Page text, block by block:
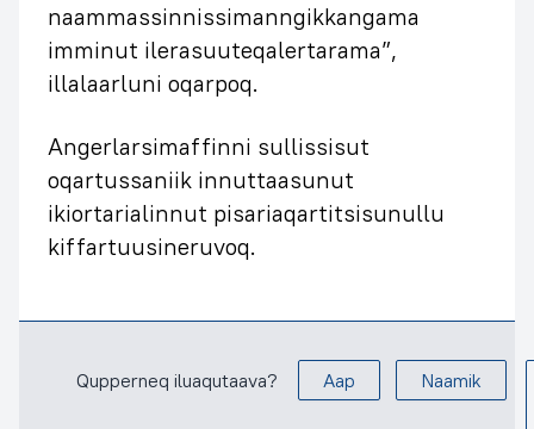
naammassinnissimanngikkangama
imminut ilerasuuteqalertarama”,
illalaarluni oqarpoq.
Angerlarsimaffinni sullissisut
oqartussaniik innuttaasunut
ikiortarialinnut pisariaqartitsisunullu
kiffartuusineruvoq.
Qupperneq iluaqutaava? Aap Naamik